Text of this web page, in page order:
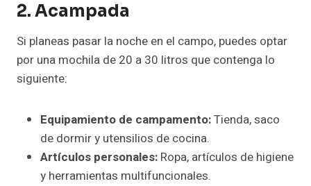
2. Acampada
Si planeas pasar la noche en el campo, puedes optar
por una mochila de 20 a 30 litros que contenga lo
siguiente:
Equipamiento de campamento:Tienda, saco
de dormir y utensilios de cocina.
Artículos personales: Ropa, artículos de higiene
y herramientas multifuncionales.